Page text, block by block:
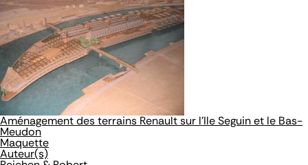
Aménagement des terrains Renault sur l'Ile Seguin et le Bas-
Meudon
Maquette
Auteur(s)